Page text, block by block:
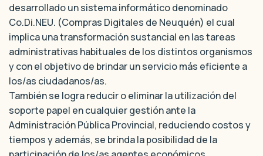
desarrollado un sistema informático denominado
Co.Di.NEU. (Compras Digitales de Neuquén) el cual
implica una transformación sustancial en las tareas
administrativas habituales de los distintos organismos
y con el objetivo de brindar un servicio más eficiente a
los/as ciudadanos/as.
También se logra reducir o eliminar la utilización del
soporte papel en cualquier gestión ante la
Administración Pública Provincial, reduciendo costos y
tiempos y además, se brinda la posibilidad de la